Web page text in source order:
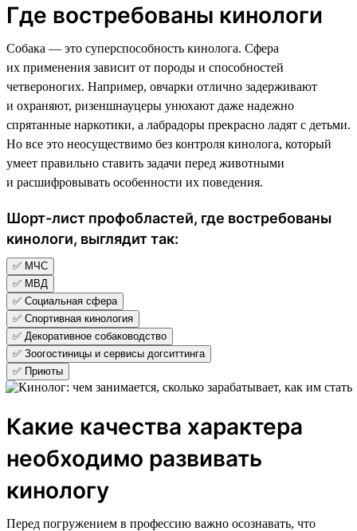
Где востребованы кинологи
Собака — это суперспособность кинолога. Сфера
их применения зависит от породы и способностей
четвероногих. Например, овчарки отлично задерживают
и охраняют, ризеншнауцеры унюхают даже надежно
спрятанные наркотики, а лабрадоры прекрасно ладят с детьми.
Но все это неосуществимо без контроля кинолога, который
умеет правильно ставить задачи перед животными
и расшифровывать особенности их поведения.
Шорт-лист профобластей, где востребованы
кинологи, выглядит так:
✅ МЧС
✅ МВД
✅ Социальная сфера
✅ Спортивная кинология
✅ Декоративное собаководство
✅ Зоогостиницы и сервисы догситтинга
✅ Приюты
Какие качества характера
необходимо развивать
кинологу
Перед погружением в профессию важно осознавать, что